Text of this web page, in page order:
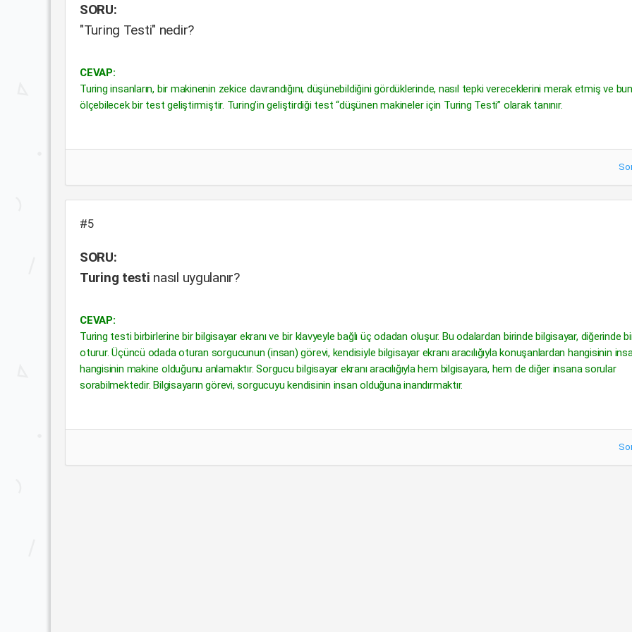
SORU:
"Turing Testi" nedir?
CEVAP:
Turing insanların, bir makinenin zekice davrandığını, düşünebildiğini gördüklerinde, nasıl tepki vereceklerini merak etmiş ve
ölçebilecek bir test geliştirmiştir. Turing’in geliştirdiği test “düşünen makineler için Turing Testi” olarak tanınır.
#5
SORU:
Turing testi nasıl uygulanır?
CEVAP:
Turing testi birbirlerine bir bilgisayar ekranı ve bir klavyeyle bağlı üç odadan oluşur. Bu odalardan birinde bilgisayar, diğerinde
oturur. Üçüncü odada oturan sorgucunun (insan) görevi, kendisiyle bilgisayar ekranı aracılığıyla konuşanlardan hangisinin
hangisinin makine olduğunu anlamaktır. Sorgucu bilgisayar ekranı aracılığıyla hem bilgisayara, hem de diğer insana sorular
sorabilmektedir. Bilgisayarın görevi, sorgucuyu kendisinin insan olduğuna inandırmaktır.